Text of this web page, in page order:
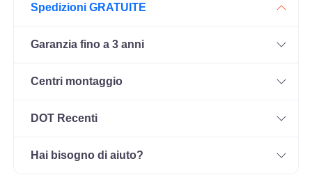
Spedizioni GRATUITE
Garanzia fino a 3 anni
Centri montaggio
DOT Recenti
Hai bisogno di aiuto?